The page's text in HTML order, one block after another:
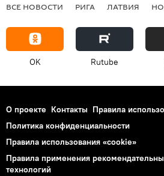
ВСЕ НОВОСТИ РИГА ЛАТВИЯ
OK Rutube
О проекте Контакты Правила
Политика конфиденциальности
Правила использования «cookie»
Правила применения
технологий